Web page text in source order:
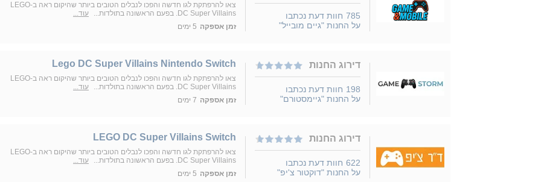
785 חוות דעת נכתבו
על החנות "גיים מובייל"
צאו להרפתקת לגו חדשה והפכו לנבלים הטובים ביותר שהיקום ראה ב-LEGO
DC Super Villains. בפעם הראשונה בתולדות...
עוד...
זמן אספקה 5 ימים
דירוג החנות
198 חוות דעת נכתבו
על החנות "גיימסטורם"
Lego DC Super Villains Nintendo Switch
צאו להרפתקת לגו חדשה והפכו לנבלים הטובים ביותר שהיקום ראה ב-LEGO
DC Super Villains. בפעם הראשונה בתולדות...
עוד...
זמן אספקה 7 ימים
דירוג החנות
622 חוות דעת נכתבו
על החנות "דוקטור צ'יפ"
LEGO DC Super Villains Switch
צאו להרפתקת לגו חדשה והפכו לנבלים הטובים ביותר שהיקום ראה ב-LEGO
DC Super Villains. בפעם הראשונה בתולדות...
עוד...
זמן אספקה 5 ימים